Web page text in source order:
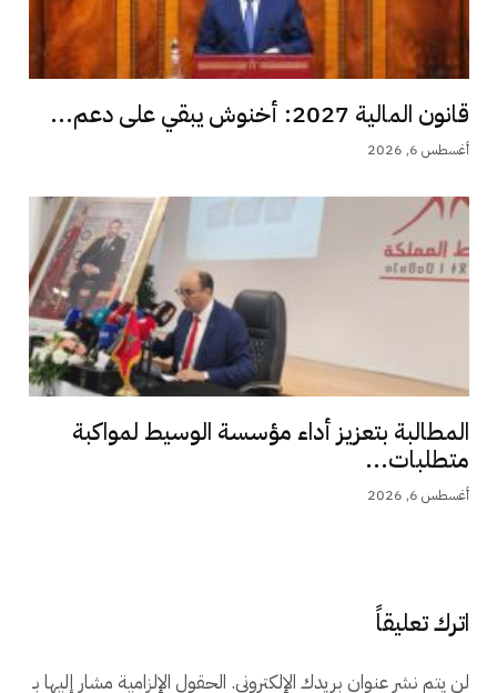
قانون المالية 2027: أخنوش يبقي على دعم...
أغسطس 6, 2026
المطالبة بتعزيز أداء مؤسسة الوسيط لمواكبة
متطلبات...
أغسطس 6, 2026
اترك تعليقاً
لن يتم نشر عنوان بريدك الإلكتروني. الحقول الإلزامية مشار إليها بـ